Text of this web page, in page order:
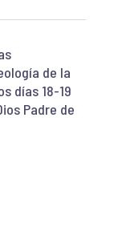
de la
días 18-19
Padre de